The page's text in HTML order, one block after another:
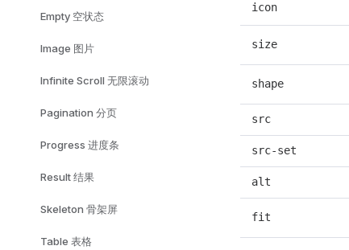
Empty 空状态
Image 图片
Infinite Scroll 无限滚动
Pagination 分页
Progress 进度条
Result 结果
Skeleton 骨架屏
Table 表格
icon
size
shape
src
src-set
alt
fit